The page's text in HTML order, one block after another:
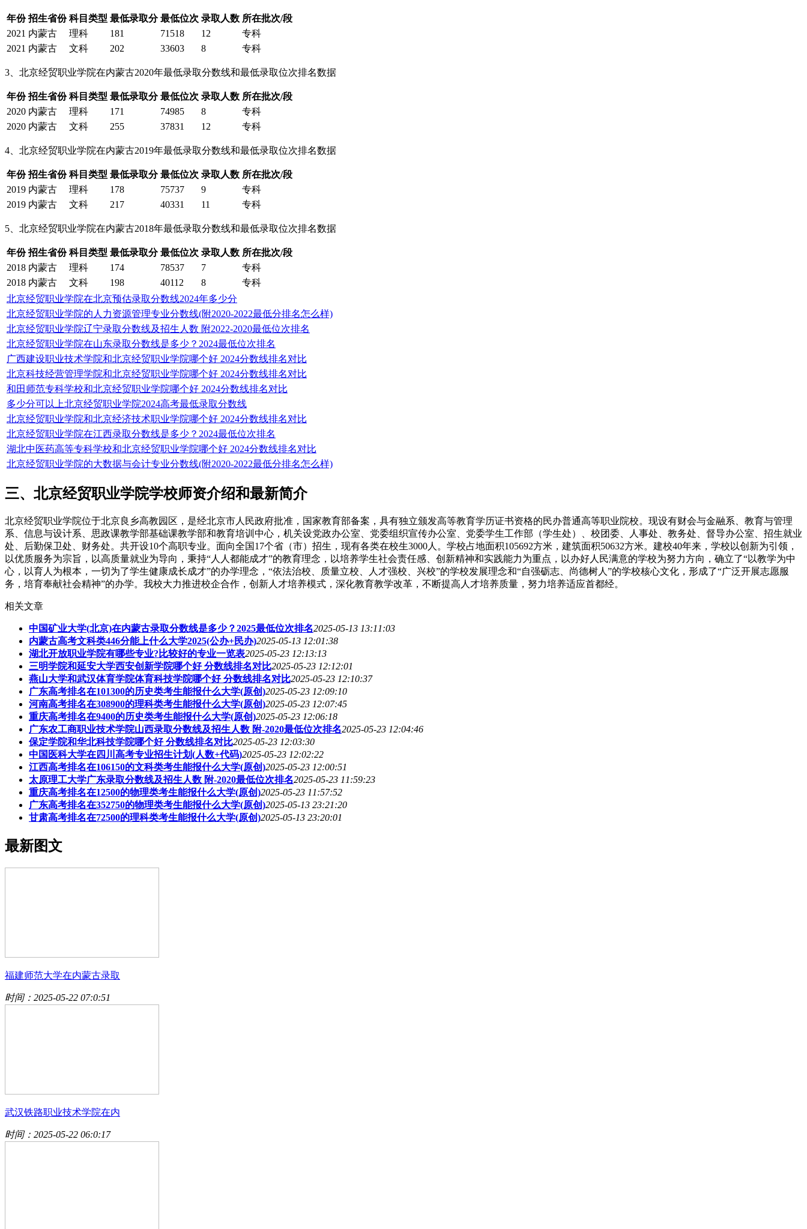
年份 招生省份 科目类型 最低录取分 最低位次 录取人数 所在批次/段
2021 内蒙古 理科 181 71518 12
专科
2021 内蒙古 文科 202 33603 8 专科
3、北京经贸职业学院在内蒙古2020年最低录取分数线和最低录取位次排名数据
年份 招生省份 科目类型 最低录取分 最低位次 录取人数 所在批次/段
2020 内蒙古 理科 171 74985 8
专科
2020 内蒙古 文科 255 37831 12 专科
4、北京经贸职业学院在内蒙古2019年最低录取分数线和最低录取位次排名数据
年份 招生省份 科目类型 最低录取分 最低位次 录取人数 所在批次/段
2019 内蒙古 理科 178 75737 9
专科
2019 内蒙古 文科 217 40331 11 专科
5、北京经贸职业学院在内蒙古2018年最低录取分数线和最低录取位次排名数据
年份 招生省份 科目类型 最低录取分 最低位次 录取人数 所在批次/段
2018 内蒙古 理科 174 78537 7
专科
2018 内蒙古 文科 198 40112 8
专科
北京经贸职业学院在北京预估录取分数线2024年多少分
北京经贸职业学院的人力资源管理专业分数线(附2020-2022最低分排名怎么样)
北京经贸职业学院辽宁录取分数线及招生人数 附2022-2020最低位次排名
北京经贸职业学院在山东录取分数线是多少？2024最低位次排名
广西建设职业技术学院和北京经贸职业学院哪个好 2024分数线排名对比
北京科技经营管理学院和北京经贸职业学院哪个好 2024分数线排名对比
和田师范专科学校和北京经贸职业学院哪个好 2024分数线排名对比
多少分可以上北京经贸职业学院2024高考最低录取分数线
北京经贸职业学院和北京经济技术职业学院哪个好 2024分数线排名对比
北京经贸职业学院在江西录取分数线是多少？2024最低位次排名
湖北中医药高等专科学校和北京经贸职业学院哪个好 2024分数线排名对比
北京经贸职业学院的大数据与会计专业分数线(附2020-2022最低分排名怎么样)
三、北京经贸职业学院学校师资介绍和最新简介
北京经贸职业学院位于北京良乡高教园区，是经北京市人民政府批准，国家教育部备案，具有独立颁发高等教育学历证书资格的民办普通高等职业院校。现设有财会与金融系、教育与管理
系、信息与设计系、思政课教学部基础课教学部和教育培训中心，机关设党政办公室、党委组织宣传办公室、党委学生工作部（学生处）、校团委、人事处、教务处、督导办公室、招生就业
处、后勤保卫处、财务处。共开设10个高职专业。面向全国17个省（市）招生，现有各类在校生3000人。学校占地面积105692方米，建筑面积50632方米。建校40年来，学校以创新为引领，
以优质服务为宗旨，以高质量就业为导向，秉持“人人都能成才”的教育理念，以培养学生社会责任感、创新精神和实践能力为重点，以办好人民满意的学校为努力方向，确立了“以教学为中
心，以育人为根本，一切为了学生健康成长成才”的办学理念，“依法治校、质量立校、人才强校、兴校”的学校发展理念和“自强砺志、尚德树人”的学校核心文化，形成了“广泛开展志愿服
务，培育奉献社会精神”的办学。我校大力推进校企合作，创新人才培养模式，深化教育教学改革，不断提高人才培养质量，努力培养适应首都经。
相关文章
中国矿业大学(北京)在内蒙古录取分数线是多少？2025最低位次排名2025-05-13 13:11:03
内蒙古高考文科类446分能上什么大学2025(公办+民办)2025-05-13 12:01:38
湖北开放职业学院有哪些专业?比较好的专业一览表2025-05-23 12:13:13
三明学院和延安大学西安创新学院哪个好 分数线排名对比2025-05-23 12:12:01
燕山大学和武汉体育学院体育科技学院哪个好 分数线排名对比2025-05-23 12:10:37
广东高考排名在101300的历史类考生能报什么大学(原创)2025-05-23 12:09:10
河南高考排名在308900的理科类考生能报什么大学(原创)2025-05-23 12:07:45
重庆高考排名在9400的历史类考生能报什么大学(原创)2025-05-23 12:06:18
广东农工商职业技术学院山西录取分数线及招生人数 附-2020最低位次排名2025-05-23 12:04:46
保定学院和华北科技学院哪个好 分数线排名对比2025-05-23 12:03:30
中国医科大学在四川高考专业招生计划(人数+代码)2025-05-23 12:02:22
江西高考排名在106150的文科类考生能报什么大学(原创)2025-05-23 12:00:51
太原理工大学广东录取分数线及招生人数 附-2020最低位次排名2025-05-23 11:59:23
重庆高考排名在12500的物理类考生能报什么大学(原创)2025-05-23 11:57:52
广东高考排名在352750的物理类考生能报什么大学(原创)2025-05-13 23:21:20
甘肃高考排名在72500的理科类考生能报什么大学(原创)2025-05-13 23:20:01
最新图文
福建师范大学在内蒙古录取
时间：2025-05-22 07:0:51
武汉铁路职业技术学院在内
时间：2025-05-22 06:0:17